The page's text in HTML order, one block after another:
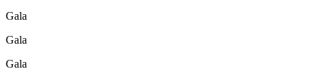
Gala
Gala
Gala